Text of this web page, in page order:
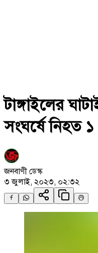
টাঙ্গাইলের
সংঘর্ষে নিহত ১
জনবাণী ডেস্ক
৩ জুলাই, ২০২৩, ০২:৩২